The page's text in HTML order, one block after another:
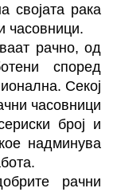
својата рака
часовници.
рачно, од
според
Секој
часовници
број и
надминува
рачни